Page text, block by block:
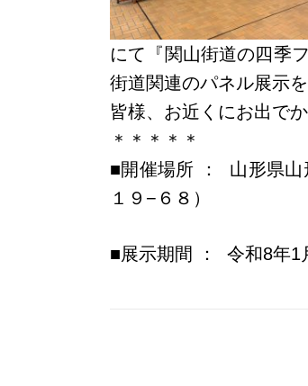
にて『関山街道の四季
街道関連のパネル展示
皆様、お近くにお出で
＊＊＊＊＊
■開催場所 ： 山形県
１９−６８ ）
■展示期間 ： 令和8年1